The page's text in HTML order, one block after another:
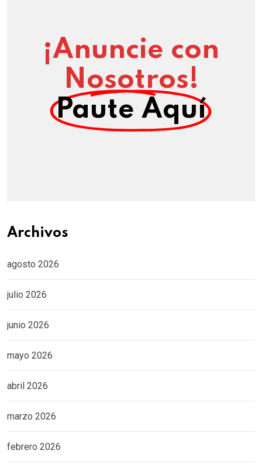
¡Anuncie con
Nosotros!
Paute Aquí
Archivos
agosto 2026
julio 2026
junio 2026
mayo 2026
abril 2026
marzo 2026
febrero 2026